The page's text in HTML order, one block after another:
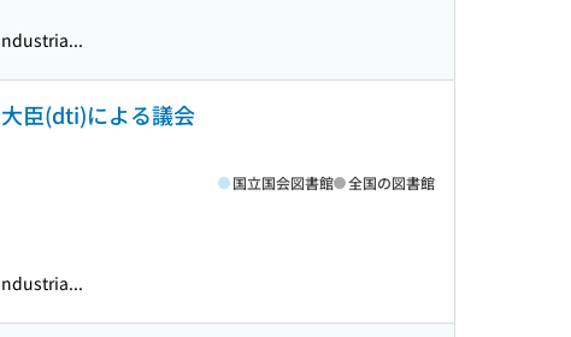
臣(dti)による議会
国立国会図書館 全国の図書館